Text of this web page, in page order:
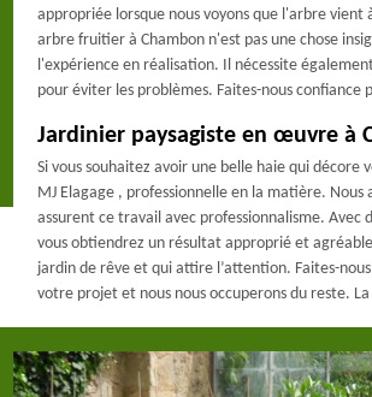
appropriée lorsque nous voyons que l'arbre
arbre fruitier à Chambon n'est pas une chose
l'expérience en réalisation. Il nécessite
pour éviter les problèmes. Faites-nous confiance
Jardinier paysagiste en œuvre à
Si vous souhaitez avoir une belle haie qui
MJ Elagage , professionnelle en la matière. Nous
assurent ce travail avec professionnalisme. Avec
vous obtiendrez un résultat approprié et
jardin de rêve et qui attire l’attention. Faites-
votre projet et nous nous occuperons du reste.